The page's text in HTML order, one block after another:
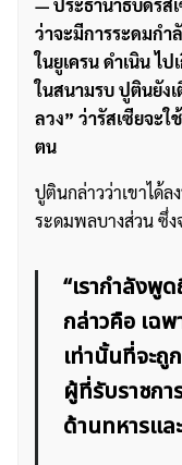
— ประธานาธิบดีรัส
ว่าจะมีการระดมกำ
ในยูเครน ดำเนิน ไ
ในสนามรบ ปูตินยัง
ลวง” ว่ารัสเซียจะ
ตน
ปูตินกล่าวว่าเขาได้
ระดมพลบางส่วน ซึ่
“เรากำลังพู
กล่าวคือ เฉ
เท่านั้นที่จะถู
ผู้ที่รับราชกา
ด้านทหารแล